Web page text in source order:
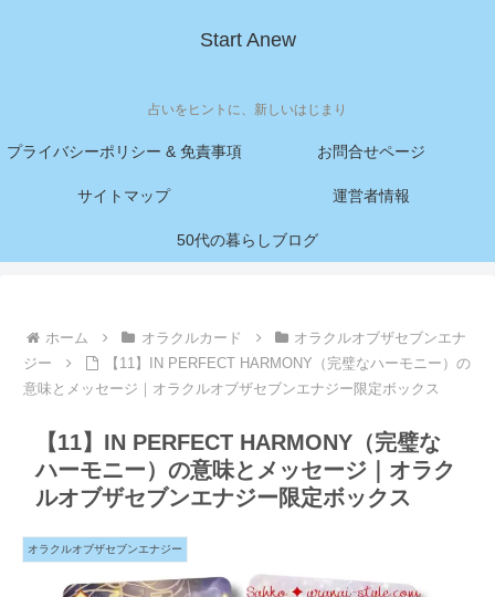
Start Anew
占いをヒントに、新しいはじまり
プライバシーポリシー & 免責事項 お問合せページ
サイトマップ 運営者情報
50代の暮らしブログ
ホーム オラクルカード
オラクルオブザセブンエナ
ジー
【11】IN PERFECT HARMONY（完璧なハーモニー）の
意味とメッセージ｜オラクルオブザセブンエナジー限定ボックス
【11】IN PERFECT HARMONY（完璧な
ハーモニー）の意味とメッセージ｜オラク
ルオブザセブンエナジー限定ボックス
オラクルオブザセブンエナジー